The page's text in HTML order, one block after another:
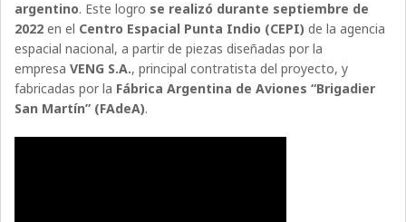
argentino. Este logro se realizó durante septiembre de
2022 en el Centro Espacial Punta Indio (CEPI) de la agencia
espacial nacional, a partir de piezas diseñadas por la
empresaVENG S.A., principal contratista del proyecto, y
fabricadas por la Fábrica Argentina de Aviones “Brigadier
San Martín” (FAdeA).